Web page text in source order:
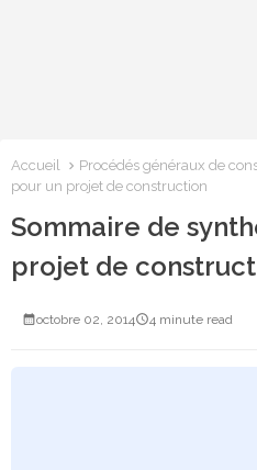
Accueil Procédés généraux de
pour un projet de construction
Sommaire de
projet de
octobre 02, 2014 4 minute read